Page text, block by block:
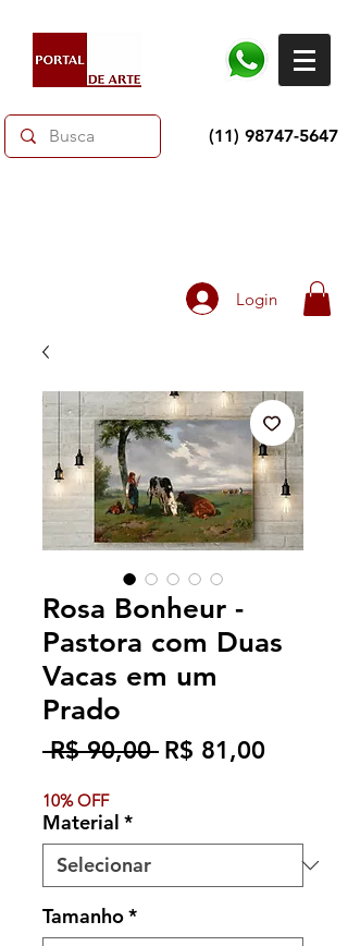
(11) 98747-5647
Login
Rosa Bonheur -
Pastora com Duas
Vacas em um
Prado
R$ 90,00 Preço
R$ 81,00Preço
10% OFF
Material *
Tamanho*